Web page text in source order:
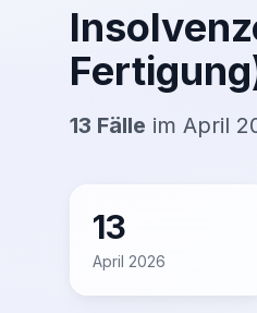
13 Fälle im April
13
April 2026